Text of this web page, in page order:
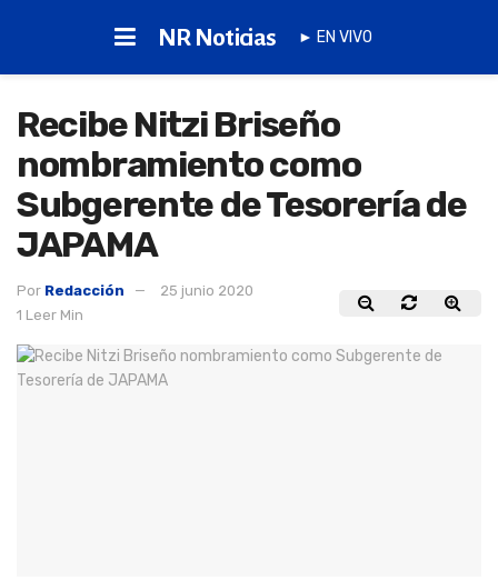
NR Noticias ► EN VIVO
Recibe Nitzi Briseño
nombramiento como
Subgerente de Tesorería de
JAPAMA
Por Redacción
25 junio 2020
1 Leer Min